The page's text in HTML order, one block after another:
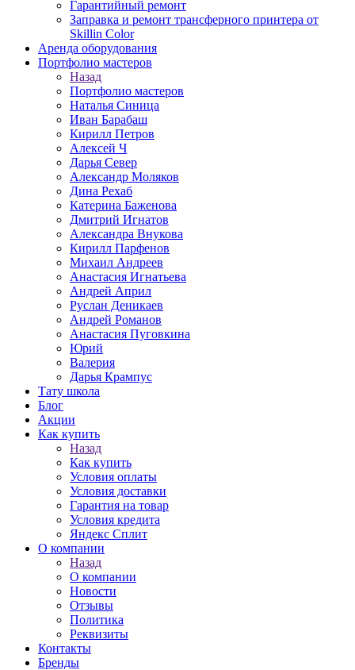
Гарантийный ремонт
Заправка и ремонт трансферного принтера от
Skillin Color
Аренда оборудования
Портфолио мастеров
Назад
Портфолио мастеров
Наталья Синица
Иван Барабаш
Кирилл Петров
Алексей Ч
Дарья Север
Александр Моляков
Дина Рехаб
Катерина Баженова
Дмитрий Игнатов
Александра Внукова
Кирилл Парфенов
Михаил Андреев
Анастасия Игнатьева
Андрей Април
Руслан Деникаев
Андрей Романов
Анастасия Пуговкина
Юрий
Валерия
Дарья Крампус
Тату школа
Блог
Акции
Как купить
Назад
Как купить
Условия оплаты
Условия доставки
Гарантия на товар
Условия кредита
Яндекс Сплит
О компании
Назад
О компании
Новости
Отзывы
Политика
Реквизиты
Контакты
Бренды